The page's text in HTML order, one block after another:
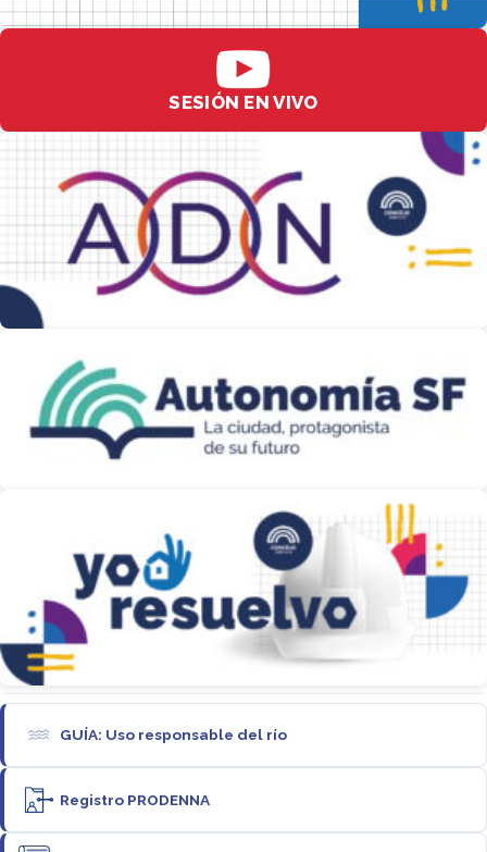
SESIÓN EN VIVO
GUÍA: Uso responsable del río
Registro PRODENNA